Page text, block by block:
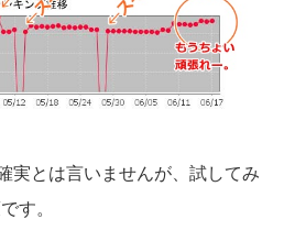
実とは言いませんが、試してみ
す。